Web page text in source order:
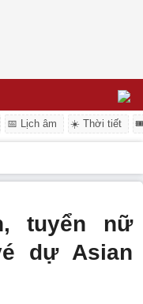
📅 Lịch âm ☀️ Thời tiết
tuyển nữ
dự Asian